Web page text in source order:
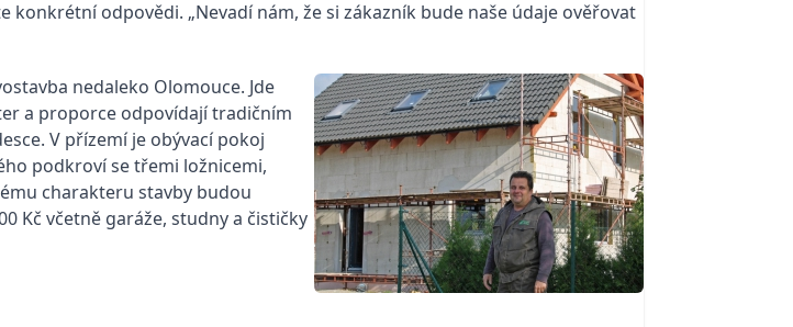
odpovědi. „Nevadí nám, že si zákazník bude naše údaje ověřovat
nedaleko Olomouce. Jde
a proporce odpovídají tradičním
V přízemí je obývací pokoj
podkroví se třemi ložnicemi,
charakteru stavby budou
Kč včetně garáže, studny a čističky